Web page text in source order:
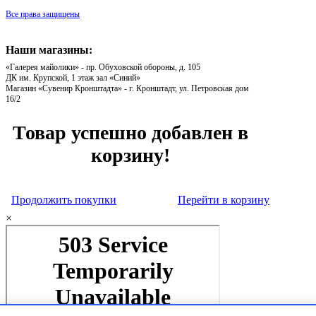
Все права защищены
Наши магазины:
«Галерея майолики» - пр. Обуховской обороны, д. 105
ДК им. Крупской, 1 этаж зал «Синий»
Магазин «Сувенир Кронштадта» - г. Кронштадт, ул. Петровская дом
16/2
Товар успешно добавлен в
корзину!
Продолжить покупки
Перейти в корзину
×